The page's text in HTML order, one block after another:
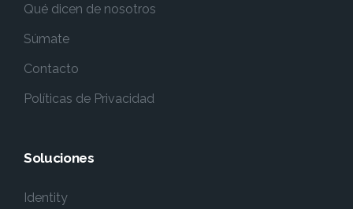
Qué dicen de nosotros
Súmate
Contacto
Políticas de Privacidad
Soluciones
Identity